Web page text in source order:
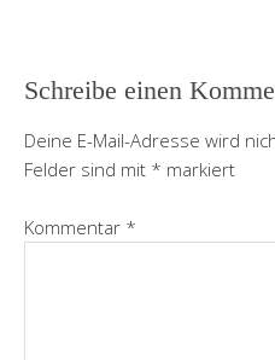
Schreibe einen
Deine E-Mail-Adresse wird
Felder sind mit * markiert
Kommentar *